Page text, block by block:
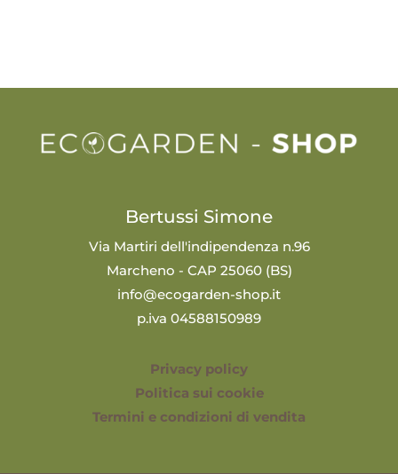
Bertussi Simone
Via Martiri dell'indipendenza n.96
Marcheno - CAP 25060 (BS)
info@ecogarden-shop.it
p.iva 04588150989
Privacy policy
Politica sui cookie
Termini e condizioni di vendita